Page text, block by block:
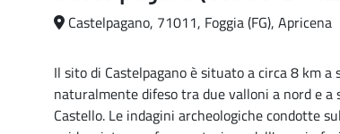
Castelpagano, 71011, Foggia (FG), Apricena
Il sito di Castelpagano è situato a circa 8 km
naturalmente difeso tra due valloni a nord e a
Castello. Le indagini archeologiche condotte